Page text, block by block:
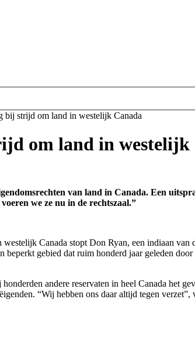
bij strijd om land in westelijk Canada
om land in westelijk
van land in Canada. Een
we ze nu in de rechtszaal.”
Canada stopt Don Ryan, een indiaan
gebied dat ruim honderd jaar geleden
andere reservaten in heel Canada het
“Wij hebben ons daar altijd tegen